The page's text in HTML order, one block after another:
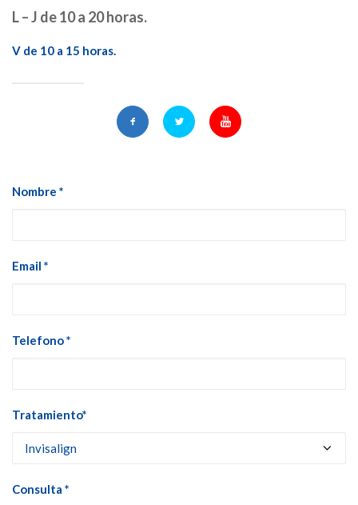
L – J de 10 a 20 horas.
V de 10 a 15 horas.
Nombre *
Email *
Telefono *
Tratamiento*
Consulta *